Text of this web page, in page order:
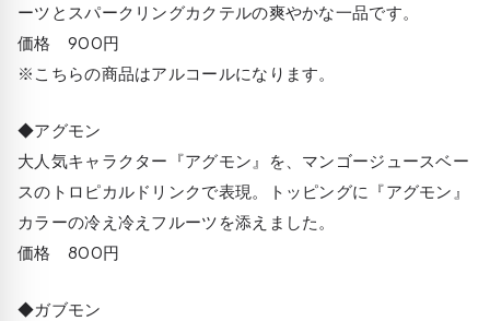
ーツとスパークリングカクテルの爽やかな一品です。
価格 900円
※こちらの商品はアルコールになります。
◆アグモン
大人気キャラクター『アグモン』を、マンゴージュースベー
スのトロピカルドリンクで表現。トッピングに『アグモン』
カラーの冷え冷えフルーツを添えました。
価格 800円
◆ガブモン